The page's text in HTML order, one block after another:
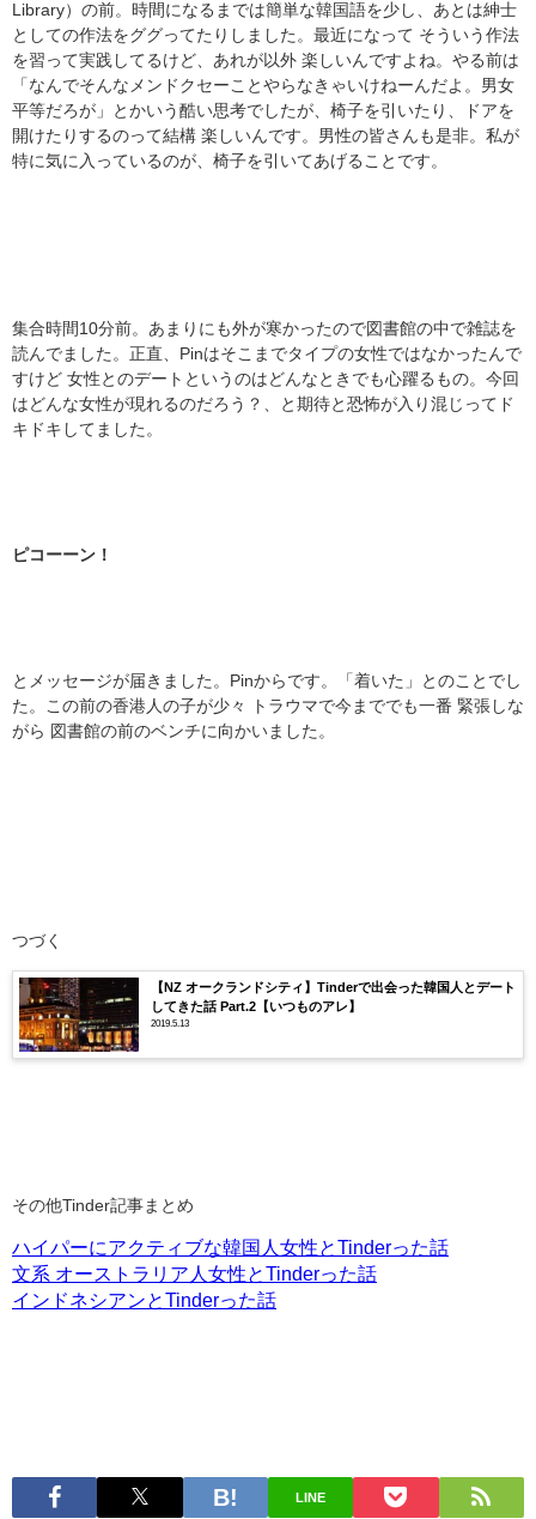
Library）の前。時間になるまでは簡単な韓国語を少し、あとは紳士
としての作法をググってたりしました。最近になって そういう作法
を習って実践してるけど、あれが以外 楽しいんですよね。やる前は
「なんでそんなメンドクセーことやらなきゃいけねーんだよ。男女
平等だろが」とかいう酷い思考でしたが、椅子を引いたり、ドアを
開けたりするのって結構 楽しいんです。男性の皆さんも是非。私が
特に気に入っているのが、椅子を引いてあげることです。
集合時間10分前。あまりにも外が寒かったので図書館の中で雑誌を
読んでました。正直、Pinはそこまでタイプの女性ではなかったんで
すけど 女性とのデートというのはどんなときでも心躍るもの。今回
はどんな女性が現れるのだろう？、と期待と恐怖が入り混じってド
キドキしてました。
ピコーーン！
とメッセージが届きました。Pinからです。「着いた」とのことでし
た。この前の香港人の子が少々 トラウマで今まででも一番 緊張しな
がら 図書館の前のベンチに向かいました。
つづく
【NZ オークランドシティ】Tinderで出会った韓国人とデート
してきた話 Part.2【いつものアレ】
2019.5.13
その他Tinder記事まとめ
ハイパーにアクティブな韓国人女性とTinderった話
文系 オーストラリア人女性とTinderった話
インドネシアンとTinderった話
LINE